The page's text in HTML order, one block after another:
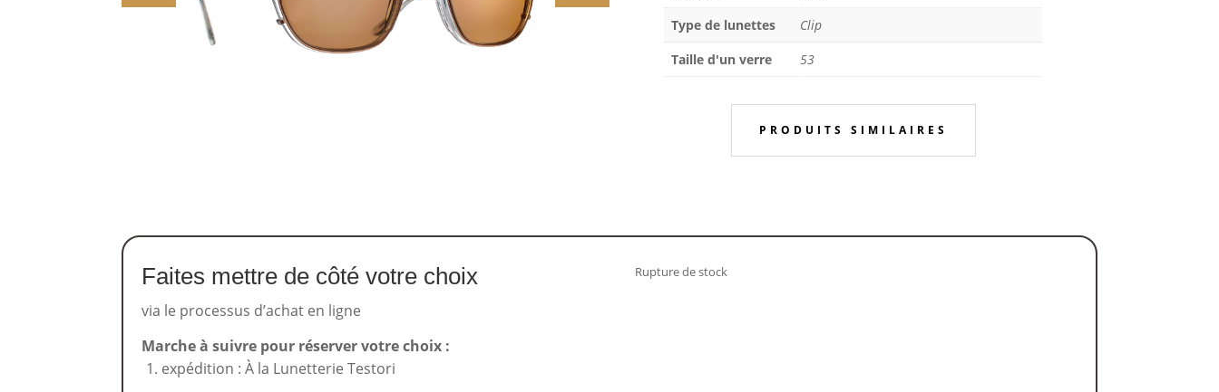
Type de lunettes
Clip
Taille d'un verre
53
PRODUITS SIMILAIRES
Faites mettre de côté votre choix
via le processus d’achat en ligne
Marche à suivre pour réserver votre choix :
expédition : À la Lunetterie Testori
Rupture de stock